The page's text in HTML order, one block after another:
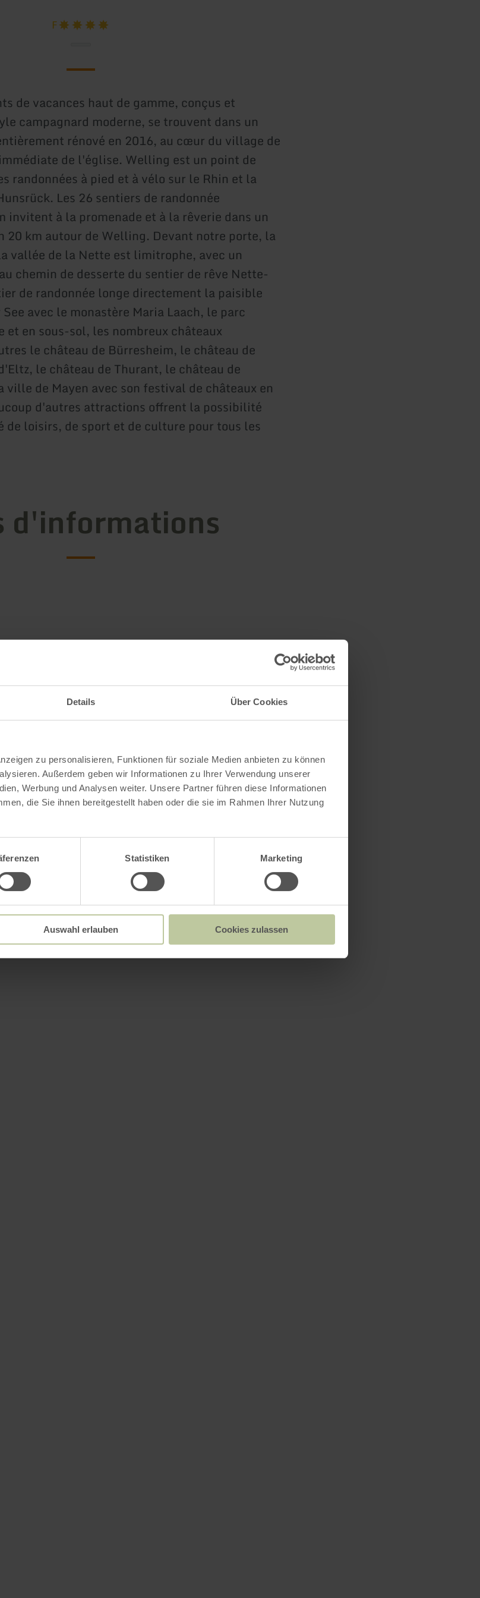
Details Über Cookies
zu personalisieren, Funktionen für soziale Medien anbieten zu können
Außerdem geben wir Informationen zu Ihrer Verwendung unserer
Werbung und Analysen weiter. Unsere Partner führen diese Informationen
die Sie ihnen bereitgestellt haben oder die sie im Rahmen Ihrer Nutzung
Statistiken Marketing
Auswahl erlauben Cookies zulassen
F
de vacances haut de gamme, conçus et
campagnard moderne, se trouvent dans un
rénové en 2016, au cœur du village de
de l'église. Welling est un point de
randonnées à pied et à vélo sur le Rhin et la
Les 26 sentiers de randonnée
invitent à la promenade et à la rêverie dans un
20 km autour de Welling. Devant notre porte, la
vallée de la Nette est limitrophe, avec un
chemin de desserte du sentier de rêve Nette-
de randonnée longe directement la paisible
avec le monastère Maria Laach, le parc
et en sous-sol, les nombreux châteaux
le château de Bürresheim, le château de
le château de Thurant, le château de
ville de Mayen avec son festival de châteaux en
d'autres attractions offrent la possibilité
de loisirs, de sport et de culture pour tous les
d'informations